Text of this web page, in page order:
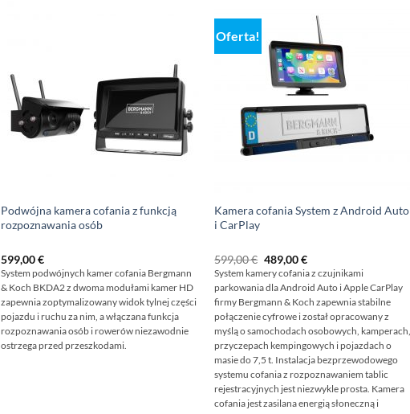
Podwójna kamera cofania z funkcją
rozpoznawania osób
599,00€
System podwójnych kamer cofania Bergmann
& Koch BKDA2 z dwoma modułami kamer HD
zapewnia zoptymalizowany widok tylnej części
pojazdu i ruchu za nim, a włączana funkcja
rozpoznawania osób i rowerów niezawodnie
ostrzega przed przeszkodami.
Oferta!
Kamera cofania System z Android Auto
i CarPlay
599,00€ Pierwotna
cena
wynosiła:
599,00
€
489,00€Obecna
cena
wynosi:
489,00
€.
System kamery cofania z czujnikami
parkowania dla Android Auto i Apple CarPlay
firmy Bergmann & Koch zapewnia stabilne
połączenie cyfrowe i został opracowany z
myślą o samochodach osobowych, kamperach,
przyczepach kempingowych i pojazdach o
masie do 7,5 t. Instalacja bezprzewodowego
systemu cofania z rozpoznawaniem tablic
rejestracyjnych jest niezwykle prosta. Kamera
cofania jest zasilana energią słoneczną i